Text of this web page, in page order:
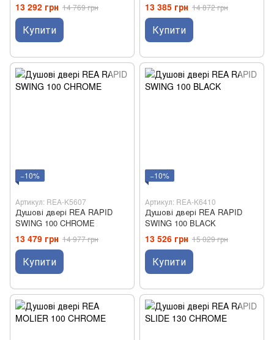
13 292 грн 14 769 грн
Купити
13 385 грн 14 872 грн
Купити
−10%
Артикул: REA-K5607
Душові двері REA RAPID
SWING 100 CHROME
13 479 грн 14 977 грн
Купити
−10%
Артикул: REA-K6410
Душові двері REA RAPID
SWING 100 BLACK
13 526 грн 15 029 грн
Купити